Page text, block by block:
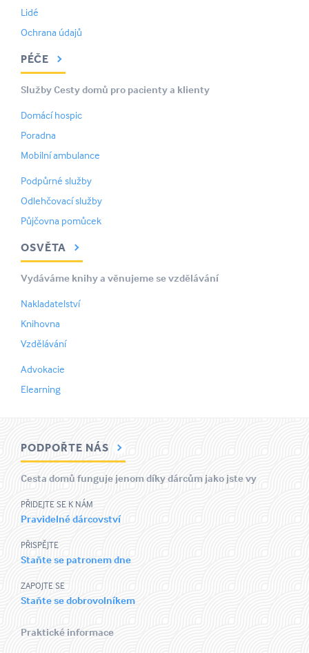
Lidé
Ochrana údajů
PÉČE
Služby Cesty domů pro pacienty a klienty
Domácí hospic
Poradna
Mobilní ambulance
Podpůrné služby
Odlehčovací služby
Půjčovna pomůcek
OSVĚTA
Vydáváme knihy a věnujeme se vzdělávání
Nakladatelství
Knihovna
Vzdělávání
Advokacie
Elearning
PODPOŘTE NÁS
Cesta domů funguje jenom díky dárcům jako jste vy
PŘIDEJTE SE K NÁM
Pravidelné dárcovství
PŘISPĚJTE
Staňte se patronem dne
ZAPOJTE SE
Staňte se dobrovolníkem
Praktické informace